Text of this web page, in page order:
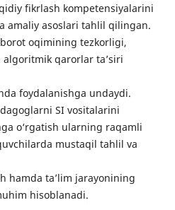
fikrlash kompetensiyalarini
amaliy asoslari tahlil qilingan.
oqimining tezkorligi,
qarorlar ta’siri
foydalanishga undaydi.
SI vositalarini
o‘rgatish ularning raqamli
mustaqil tahlil va
hamda ta’lim jarayonining
hisoblanadi.